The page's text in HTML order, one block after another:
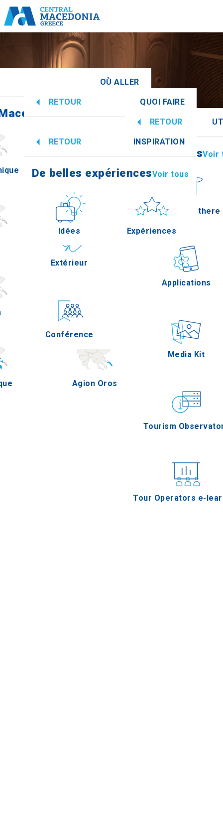
OÙ ALLER
centrale
Imathia
Serres
Agion Oros
RETOUR QUOI FAIRE
Culture
Extérieur Gastronomie
Conférence
RETOUR
InformationsVoir
How to get there
Applications
Media Kit
Tourism
Tour Operators e-
RETOUR INSPIRATION
De belles expériencesVoir tous
Idées Expériences